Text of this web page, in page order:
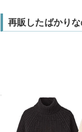
再販したばかり